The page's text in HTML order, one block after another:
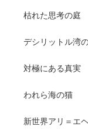
枯れた思考の庭
デシリットル湾
対極にある真実
われら海の猫
新世界アリ＝エ